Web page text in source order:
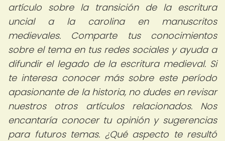
artículo sobre la transición de la escritura
uncial a la carolina en manuscritos
medievales. Comparte tus conocimientos
sobre el tema en tus redes sociales y ayuda a
difundir el legado de la escritura medieval. Si
te interesa conocer más sobre este período
apasionante de la historia, no dudes en revisar
nuestros otros artículos relacionados. Nos
encantaría conocer tu opinión y sugerencias
para futuros temas. ¿Qué aspecto te resultó